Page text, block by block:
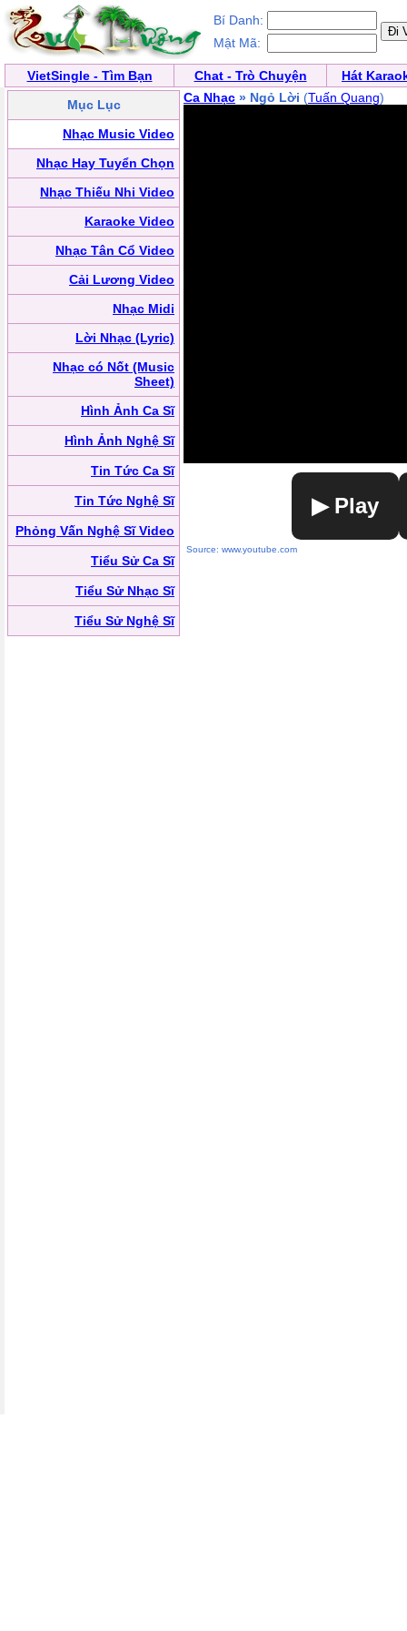
Bí Danh:
Mật Mã:
VietSingle - Tìm Bạn Chat - Trò Chuyện
Hát
Mục Lục
Nhạc Music Video
Nhạc Hay Tuyển Chọn
Nhạc Thiếu Nhi Video
Karaoke Video
Nhạc Tân Cổ Video
Cải Lương Video
Nhạc Midi
Lời Nhạc (Lyric)
Nhạc có Nốt (Music
Sheet)
Hình Ảnh Ca Sĩ
Hình Ảnh Nghệ Sĩ
Tin Tức Ca Sĩ
Tin Tức Nghệ Sĩ
Phỏng Vấn Nghệ Sĩ Video
Tiểu Sử Ca Sĩ
Tiểu Sử Nhạc Sĩ
Tiểu Sử Nghệ Sĩ
Ca Nhạc » Ngỏ Lời (Tuấn Quang)
▶ Play
Source: www.youtube.com